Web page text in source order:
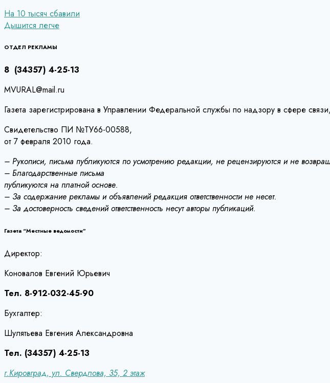
Навигация
по
записям
На 10 тысяч сбавили
Дышится легче
ОТДЕЛ РЕКЛАМЫ
8 (34357) 4-25-13
MVURAL@mail.ru
Газета зарегистрирована в Управлении Федеральной службы по надзору в сфере
Свидетельство ПИ №ТУ66-00588,
от 7 февраля 2010 года.
– Рукописи, письма публикуются по усмотрению редакции, не рецензируются и не
– Благодарственные письма
публикуются на платной основе.
– За содержание рекламы и объявлений редакция ответственности не несет.
– За достоверность сведений ответственность несут авторы публикаций.
Газета “Местные ведомости”
Директор:
Коновалов Евгений Юрьевич
Тел. 8-912-032-45-90
Бухгалтер:
Шулятьева Евгения Александровна
Тел. (34357) 4-25-13
г.Кировград, ул. Свердлова, 35, 2 этаж